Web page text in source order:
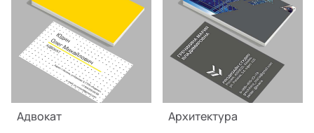
Адвокат Архитектура